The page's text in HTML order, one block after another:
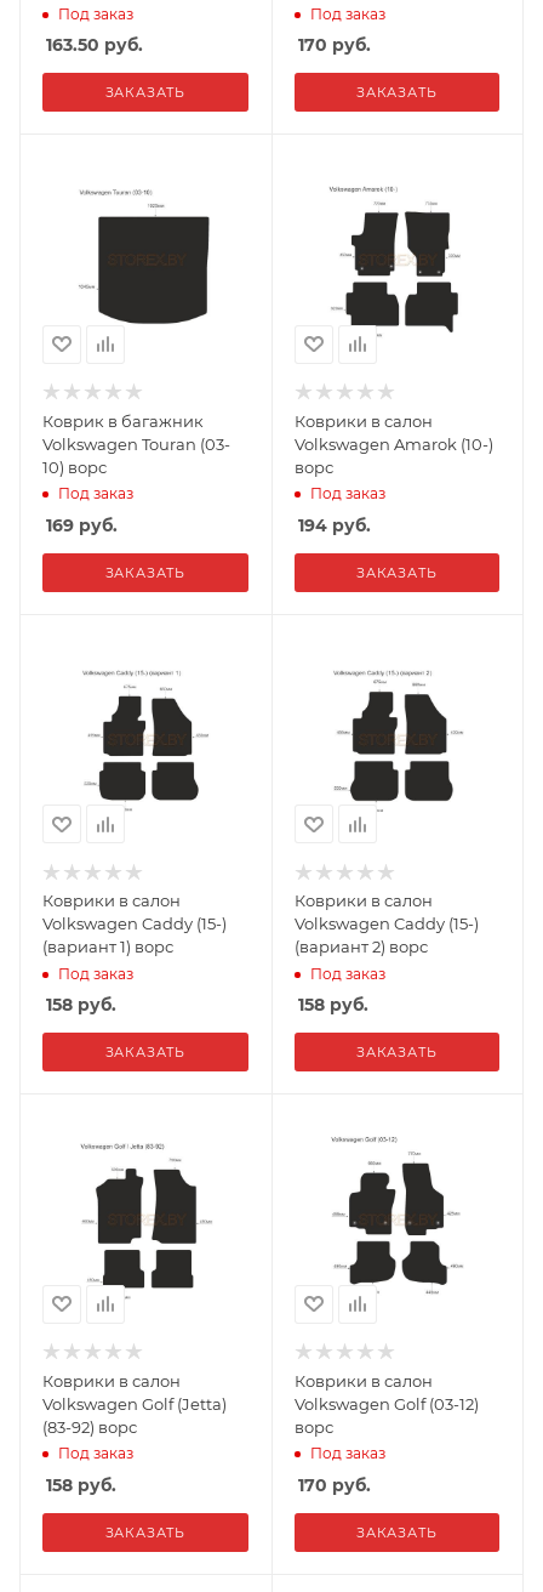
Под заказ
163.50 руб.
ЗАКАЗАТЬ
Под заказ
170 руб.
ЗАКАЗАТЬ
Коврик в багажник
Volkswagen Touran (03-
10) ворс
Под заказ
169 руб.
ЗАКАЗАТЬ
Коврики в салон
Volkswagen Amarok (10-)
ворс
Под заказ
194руб.
ЗАКАЗАТЬ
Коврики в салон
Volkswagen Caddy (15-)
(вариант 1) ворс
Под заказ
158 руб.
ЗАКАЗАТЬ
Коврики в салон
Volkswagen Caddy (15-)
(вариант 2) ворс
Под заказ
158руб.
ЗАКАЗАТЬ
Коврики в салон
Volkswagen Golf (Jetta)
(83-92) ворс
Под заказ
158 руб.
ЗАКАЗАТЬ
Коврики в салон
Volkswagen Golf (03-12)
ворс
Под заказ
170 руб.
ЗАКАЗАТЬ